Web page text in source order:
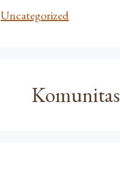
Uncategorized
Komunitas